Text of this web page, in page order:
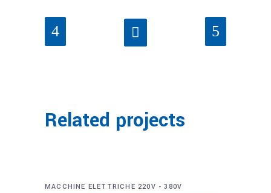
Related projects
MACCHINE ELETTRICHE 220V - 380V